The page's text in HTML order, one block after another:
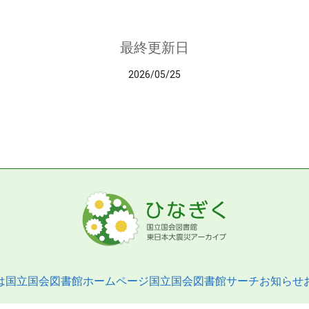
最終更新日
2026/05/25
国立国会図書館ホームページ国立国会図書館サーチお知らせ